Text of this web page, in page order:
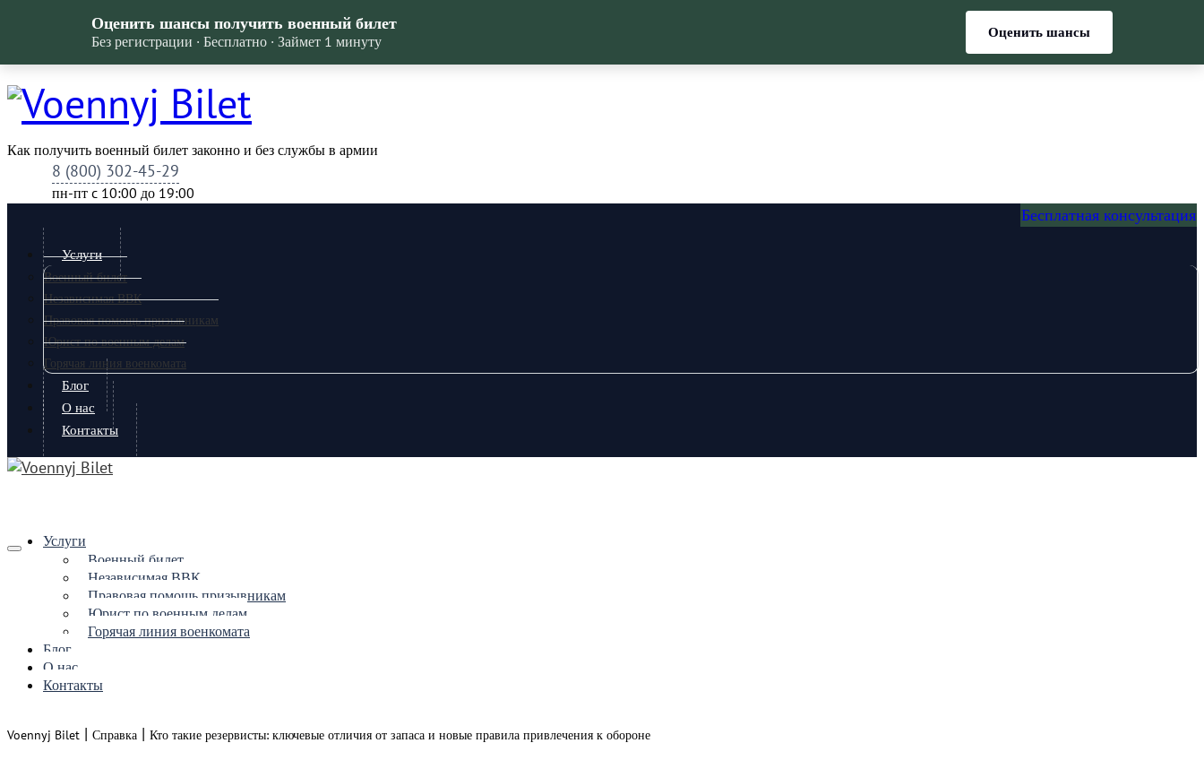
Как получить военный билет законно и без службы в армии
8 (800) 302-45-29
пн-пт c 10:00 до 19:00
Бесплатная консультация
Услуги
Военный билет
Независимая ВВК
Правовая помощь призывникам
Юрист по военным делам
Горячая линия военкомата
Блог
О нас
Контакты
Услуги
Военный билет
Независимая ВВК
Правовая помощь призывникам
Юрист по военным делам
Горячая линия военкомата
Блог
О нас
Контакты
Voennyj Bilet | Справка | Кто такие резервисты: ключевые отличия от запаса и новые правила привлечения к обороне
Оценить шансы получить военный билет
Без регистрации · Бесплатно · Займет 1 минуту
Оценить шансы